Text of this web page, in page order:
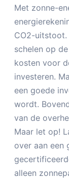
Met zonne-
CO2-uitstoot.
schelen op
kosten voor
investeren.
een goede
wordt.
van de
Maar let op!
over aan een
alleen